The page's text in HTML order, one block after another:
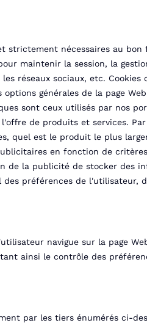
strictement nécessaires au
maintenir la session, la
réseaux sociaux, etc.
générales de la page
sont ceux utilisés par nos
de produits et services.
quel est le produit le plus
en fonction de
de la publicité de stocker des
préférences de l'utilisateur,
navigue sur la page
ainsi le contrôle des
par les tiers énumérés ci-